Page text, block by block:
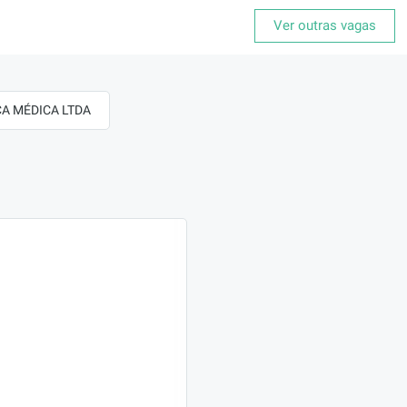
Ver outras vagas
MÉDICA LTDA